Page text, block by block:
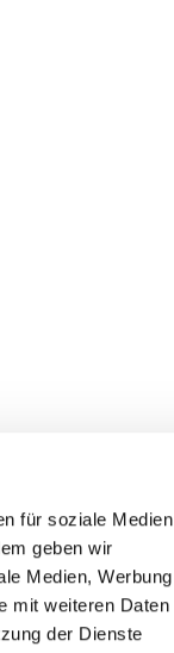
für soziale Medien
geben wir
Medien, Werbung
mit weiteren Daten
der Dienste